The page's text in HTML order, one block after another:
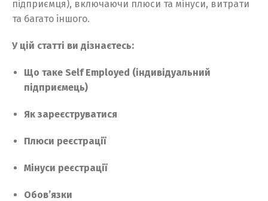
підприємця), включаючи плюси та мінуси, витрати
та багато іншого.
У цій статті ви дізнаєтесь:
Що таке Self Employed (індивідуальний
підприємець)
Як зареєструватися
Плюси реєстрації
Мінуси реєстрації
Обов’язки